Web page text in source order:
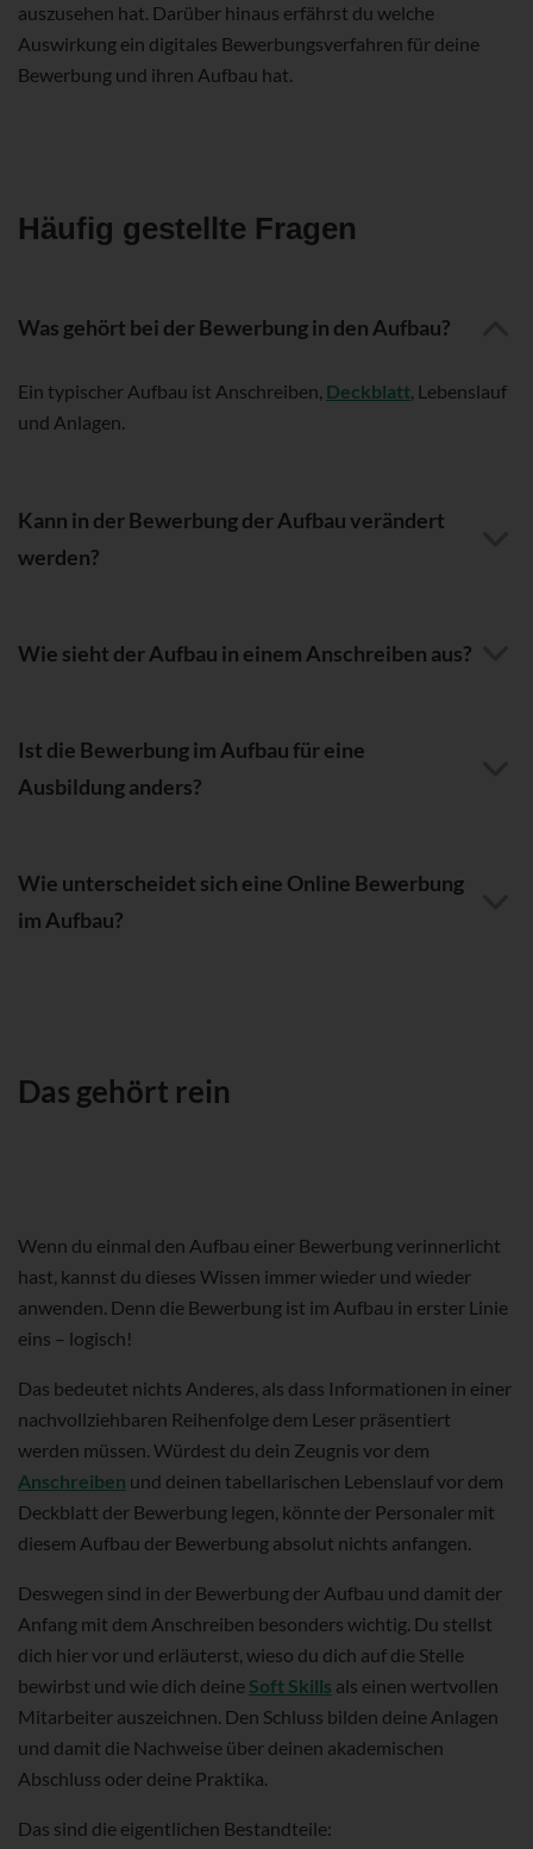
auszusehen hat. Darüber hinaus erfährst du welche
Auswirkung ein digitales Bewerbungsverfahren für deine
Bewerbung und ihren Aufbau hat.
Häufig gestellte Fragen
Was gehört bei der Bewerbung in den Aufbau?
Ein typischer Aufbau ist Anschreiben, Deckblatt , Lebenslauf
und Anlagen.
Kann in der Bewerbung der Aufbau verändert
werden?
Wie sieht der Aufbau in einem Anschreiben aus?
Ist die Bewerbung im Aufbau für eine
Ausbildung anders?
Wie unterscheidet sich eine Online Bewerbung
im Aufbau?
Das gehört rein
Wenn du einmal den Aufbau einer Bewerbung verinnerlicht
hast, kannst du dieses Wissen immer wieder und wieder
anwenden. Denn die Bewerbung ist im Aufbau in erster Linie
eins – logisch!
Das bedeutet nichts Anderes, als dass Informationen in einer
nachvollziehbaren Reihenfolge dem Leser präsentiert
werden müssen. Würdest du dein Zeugnis vor dem
Anschreiben und deinen tabellarischen Lebenslauf vor dem
Deckblatt der Bewerbung legen, könnte der Personaler mit
diesem Aufbau der Bewerbung absolut nichts anfangen.
Deswegen sind in der Bewerbung der Aufbau und damit der
Anfang mit dem Anschreiben besonders wichtig. Du stellst
dich hier vor und erläuterst, wieso du dich auf die Stelle
bewirbst und wie dich deine Soft Skills als einen wertvollen
Mitarbeiter auszeichnen. Den Schluss bilden deine Anlagen
und damit die Nachweise über deinen akademischen
Abschluss oder deine Praktika.
Das sind die eigentlichen Bestandteile: